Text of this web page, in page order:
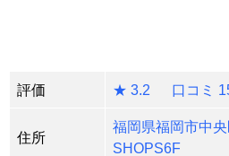
評価 ★ 3.2 口コミ
住所
福岡県福岡市中
SHOPS6F